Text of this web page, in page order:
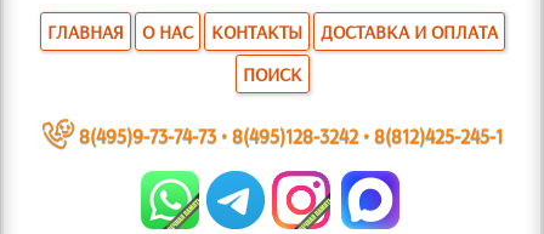
ГЛАВНАЯ О НАС КОНТАКТЫ
ДОСТАВКА И ОПЛАТА
ПОИСК
~ 8(495)9-73-74-73•8(495)128-3242•8(812)425-245-1